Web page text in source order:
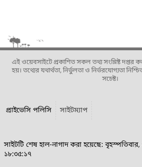
এই ওয়েবসাইটে প্রকাশিত সকল তথ্য সংশ্লিষ্ট দপ্তর
হয়। তথ্যের যথার্থতা, নির্ভুলতা ও নির্ভরযোগ্যতা
সচেষ্ট।
প্রাইভেসি পলিসি সাইটম্যাপ
সাইটটি শেষ হাল-নাগাদ করা হয়েছে:
১৮:৩৫:১৭